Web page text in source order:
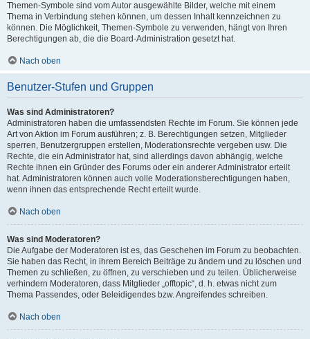
Themen-Symbole sind vom Autor ausgewählte Bilder, welche mit einem
Thema in Verbindung stehen können, um dessen Inhalt kennzeichnen zu
können. Die Möglichkeit, Themen-Symbole zu verwenden, hängt von Ihren
Berechtigungen ab, die die Board-Administration gesetzt hat.
Nach oben
Benutzer-Stufen und Gruppen
Was sind Administratoren?
Administratoren haben die umfassendsten Rechte im Forum. Sie können jede
Art von Aktion im Forum ausführen; z. B. Berechtigungen setzen, Mitglieder
sperren, Benutzergruppen erstellen, Moderationsrechte vergeben usw. Die
Rechte, die ein Administrator hat, sind allerdings davon abhängig, welche
Rechte ihnen ein Gründer des Forums oder ein anderer Administrator erteilt
hat. Administratoren können auch volle Moderationsberechtigungen haben,
wenn ihnen das entsprechende Recht erteilt wurde.
Nach oben
Was sind Moderatoren?
Die Aufgabe der Moderatoren ist es, das Geschehen im Forum zu beobachten.
Sie haben das Recht, in ihrem Bereich Beiträge zu ändern und zu löschen und
Themen zu schließen, zu öffnen, zu verschieben und zu teilen. Üblicherweise
verhindern Moderatoren, dass Mitglieder „offtopic“, d. h. etwas nicht zum
Thema Passendes, oder Beleidigendes bzw. Angreifendes schreiben.
Nach oben